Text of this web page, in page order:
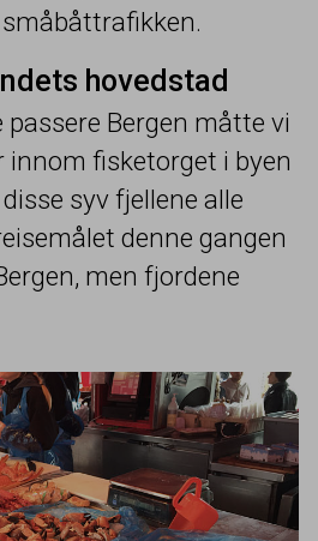
hovedstad
Bergen måtte vi
innom fisketorget i byen
syv fjellene alle
denne gangen
men fjordene